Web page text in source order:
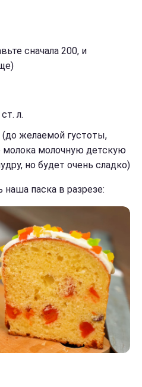
сначала 200, и
л.
(до желаемой густоты,
молочную детскую
но будет очень сладко)
наша паска в разрезе: